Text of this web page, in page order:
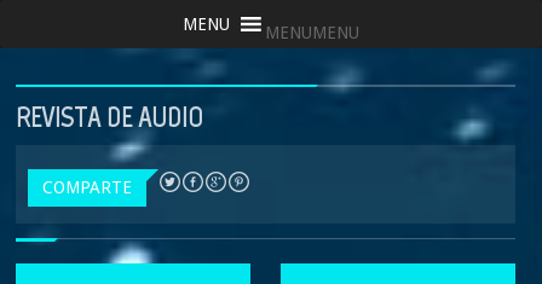
REVISTA DE AUDIO
COMPARTE
MENUMENU